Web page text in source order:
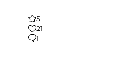
5
21
1